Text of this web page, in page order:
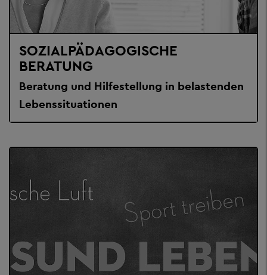
SOZIALPÄDAGOGISCHE
BERATUNG
Beratung und Hilfestellung in belastenden
Lebenssituationen